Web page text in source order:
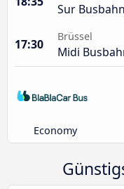
Sur
17:30
Brüssel
Midi
Economy